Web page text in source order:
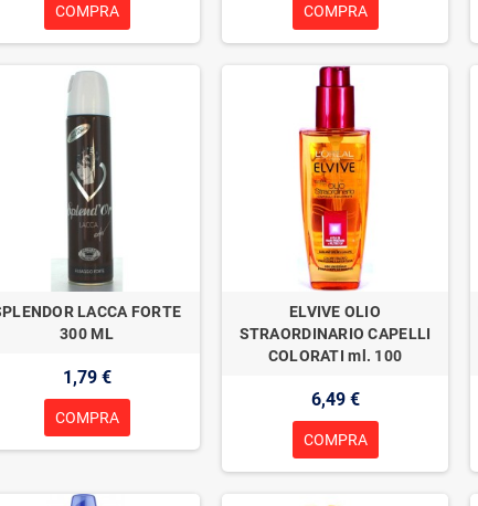
COMPRA COMPRA
LACCA FORTE
300 ML
1,79 €
COMPRA
ELVIVE OLIO
STRAORDINARIO CAPELLI
COLORATI ml. 100
6,49 €
COMPRA